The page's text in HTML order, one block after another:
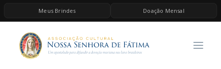
Meus Brindes Doação Mensal
HOME
A ASSOCIAÇÃO